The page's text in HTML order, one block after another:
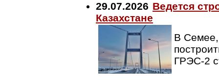
29.07.2026 Ведется
Казахстане
В Семее,
ГРЭС-2